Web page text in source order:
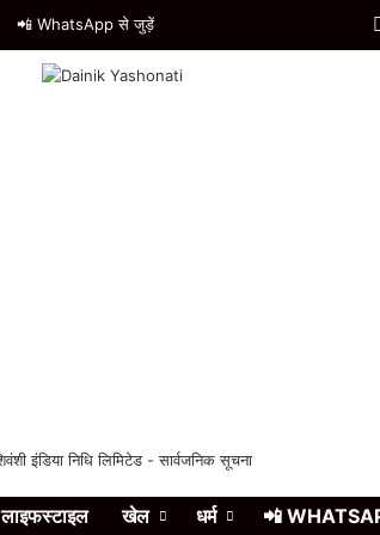
📲 WhatsApp से जुड़ें
लाइफस्टाइल खेल धर्म 📲